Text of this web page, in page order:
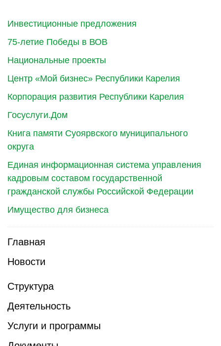
Инвестиционные предложения
75-летие Победы в ВОВ
Национальные проекты
Центр «Мой бизнес» Республики Карелия
Корпорация развития Республики Карелия
Госуслуги.Дом
Книга памяти Суоярвского муниципального
округа
Единая информационная система управления
кадровым составом государственной
гражданской службы Российской Федерации
Имущество для бизнеса
Главная
Новости
Структура
Деятельность
Услуги и программы